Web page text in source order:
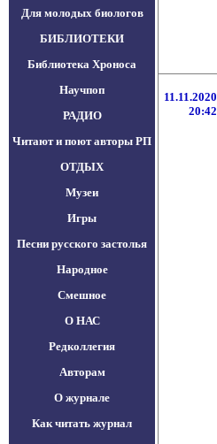
Для молодых биологов
БИБЛИОТЕКИ
Библиотека Хроноса
Научпоп
РАДИО
Читают и поют авторы РП
ОТДЫХ
Музеи
Игры
Песни русского застолья
Народное
Смешное
О НАС
Редколлегия
Авторам
О журнале
Как читать журнал
11.11.2020
20:42